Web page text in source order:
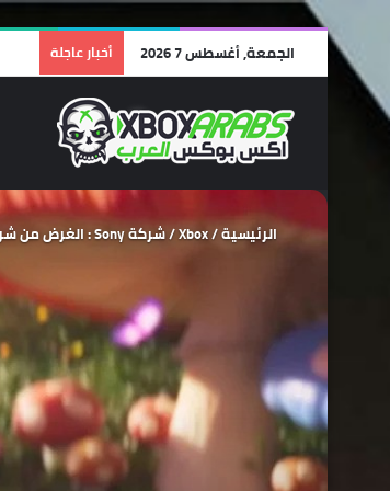
الجمعة, أغسطس 7 2026 أخبار عاجلة
الرئيسية/
Xbox
/شركة Sony : الغرض من شركة Microsoft هو حرماننا من ألعاب الشوتر الضخمة مثل Call Of Duty